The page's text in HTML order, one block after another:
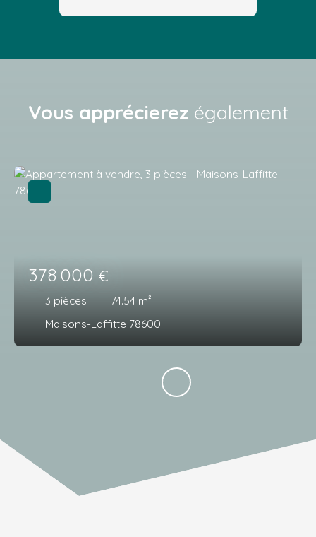
Vous apprécierez également
378 000 €
3 pièces 74.54 m²
Maisons-Laffitte 78600